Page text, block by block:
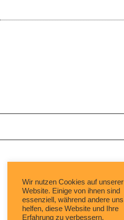
Wir nutzen Cookies auf unserer
Website. Einige von ihnen sind
essenziell, während andere uns
helfen, diese Website und Ihre
Erfahrung zu verbessern.